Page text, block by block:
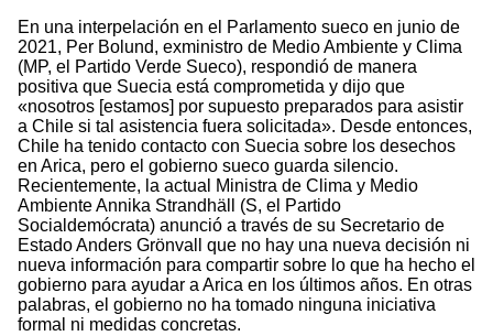
En una interpelación en el Parlamento sueco en junio de
2021, Per Bolund, exministro de Medio Ambiente y Clima
(MP, el Partido Verde Sueco), respondió de manera
positiva que Suecia está comprometida y dijo que
«nosotros [estamos] por supuesto preparados para asistir
a Chile si tal asistencia fuera solicitada». Desde entonces,
Chile ha tenido contacto con Suecia sobre los desechos
en Arica, pero el gobierno sueco guarda silencio.
Recientemente, la actual Ministra de Clima y Medio
Ambiente Annika Strandhäll (S, el Partido
Socialdemócrata) anunció a través de su Secretario de
Estado Anders Grönvall que no hay una nueva decisión ni
nueva información para compartir sobre lo que ha hecho el
gobierno para ayudar a Arica en los últimos años. En otras
palabras, el gobierno no ha tomado ninguna iniciativa
formal ni medidas concretas.